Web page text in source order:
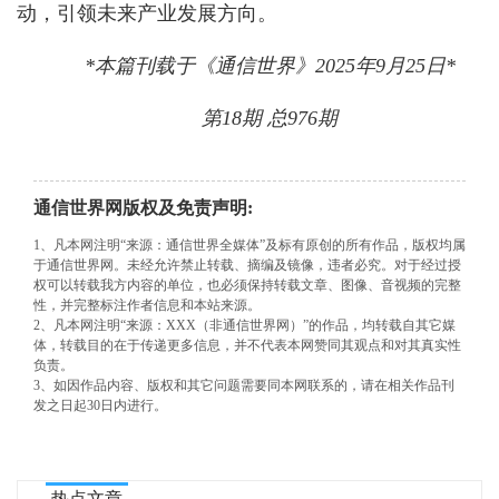
动，引领未来产业发展方向。
*本篇刊载于《通信世界》2025年9月25日*
第18期 总976期
通信世界网版权及免责声明:
1、凡本网注明“来源：通信世界全媒体”及标有原创的所有作品，版权均属
于通信世界网。未经允许禁止转载、摘编及镜像，违者必究。对于经过授
权可以转载我方内容的单位，也必须保持转载文章、图像、音视频的完整
性，并完整标注作者信息和本站来源。
2、凡本网注明“来源：XXX（非通信世界网）”的作品，均转载自其它媒
体，转载目的在于传递更多信息，并不代表本网赞同其观点和对其真实性
负责。
3、如因作品内容、版权和其它问题需要同本网联系的，请在相关作品刊
发之日起30日内进行。